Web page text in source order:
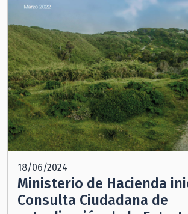
18/06/2024
Ministerio de Hacienda
Consulta Ciudadana de